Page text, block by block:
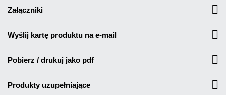
załączniki
wyślij kartę produktu na e-mail
pobierz / drukuj jako pdf
produkty uzupełniające